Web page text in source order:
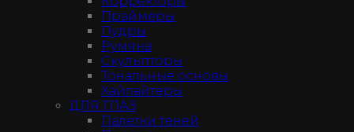
Праймеры
Пудры
Румяна
Скульпторы
Тональные основы
Хайлайтеры
ДЛЯ ГЛАЗ
Палетки теней